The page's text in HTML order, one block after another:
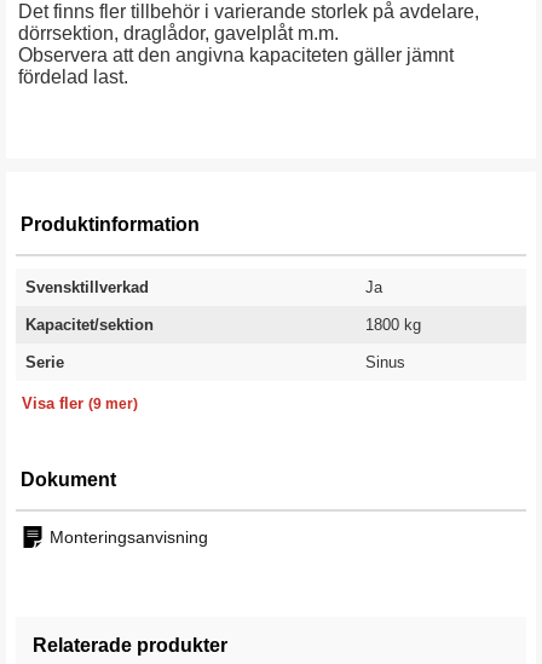
Det finns fler tillbehör i varierande storlek på avdelare,
dörrsektion, draglådor, gavelplåt m.m.
Observera att den angivna kapaciteten gäller jämnt
fördelad last.
Produktinformation
Svensktillverkad Ja
Kapacitet/sektion 1800 kg
Serie
Sinus
Visa fler (9 mer)
Dokument
Monteringsanvisning
Relaterade produkter